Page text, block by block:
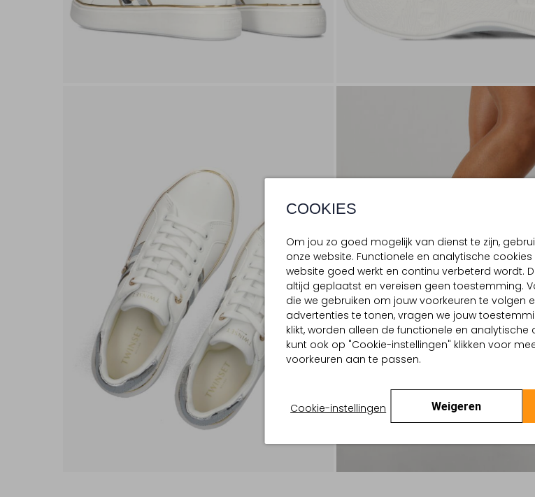
COOKIES
Om jou zo goed mogelijk van dienst te zijn,
onze website. Functionele en analytische
website goed werkt en continu verbeterd wordt.
altijd geplaatst en vereisen geen toestemming.
die we gebruiken om jouw voorkeuren te volgen
advertenties te tonen, vragen we jouw
klikt, worden alleen de functionele en analytische
kunt ook op "Cookie-instellingen" klikken voor
voorkeuren aan te passen.
Cookie-instellingen Weigeren